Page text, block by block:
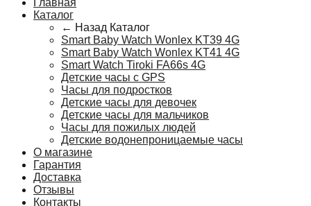
Каталог
← Назад Каталог
Smart Baby Watch Wonlex KT39 4G
Smart Baby Watch Wonlex KT41 4G
Smart Watch Tiroki FA66s 4G
Детские часы с GPS
Часы для подростков
Детские часы для девочек
Детские часы для мальчиков
Часы для пожилых людей
Детские водонепроницаемые часы
О магазине
Гарантия
Доставка
Отзывы
Контакты